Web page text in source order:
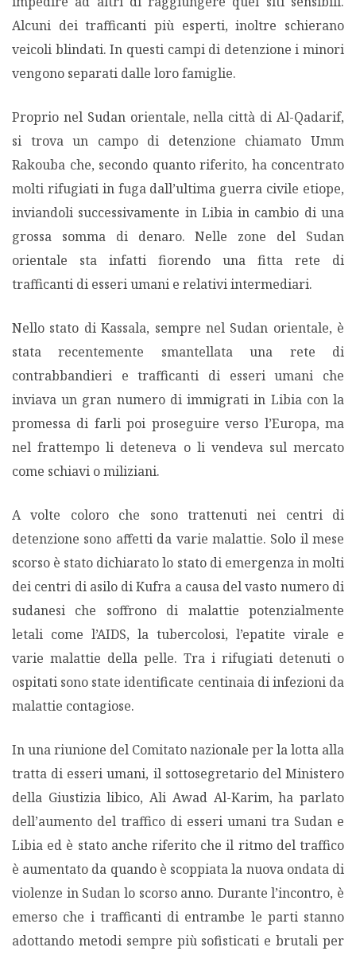
Alcuni dei trafficanti più esperti, inoltre schierano
veicoli blindati. In questi campi di detenzione i minori
vengono separati dalle loro famiglie.
Proprio nel Sudan orientale, nella città di Al-Qadarif,
si trova un campo di detenzione chiamato Umm
Rakouba che, secondo quanto riferito, ha concentrato
molti rifugiati in fuga dall’ultima guerra civile etiope,
inviandoli successivamente in Libia in cambio di una
grossa somma di denaro. Nelle zone del Sudan
orientale sta infatti fiorendo una fitta rete di
trafficanti di esseri umani e relativi intermediari.
Nello stato di Kassala, sempre nel Sudan orientale, è
stata recentemente smantellata una rete di
contrabbandieri e trafficanti di esseri umani che
inviava un gran numero di immigrati in Libia con la
promessa di farli poi proseguire verso l’Europa, ma
nel frattempo li deteneva o li vendeva sul mercato
come schiavi o miliziani.
A volte coloro che sono trattenuti nei centri di
detenzione sono affetti da varie malattie. Solo il mese
scorso è stato dichiarato lo stato di emergenza in molti
dei centri di asilo di Kufra a causa del vasto numero di
sudanesi che soffrono di malattie potenzialmente
letali come l’AIDS, la tubercolosi, l’epatite virale e
varie malattie della pelle. Tra i rifugiati detenuti o
ospitati sono state identificate centinaia di infezioni da
malattie contagiose.
In una riunione del Comitato nazionale per la lotta alla
tratta di esseri umani, il sottosegretario del Ministero
della Giustizia libico, Ali Awad Al-Karim, ha parlato
dell’aumento del traffico di esseri umani tra Sudan e
Libia ed è stato anche riferito che il ritmo del traffico
è aumentato da quando è scoppiata la nuova ondata di
violenze in Sudan lo scorso anno. Durante l’incontro, è
emerso che i trafficanti di entrambe le parti stanno
adottando metodi sempre più sofisticati e brutali per